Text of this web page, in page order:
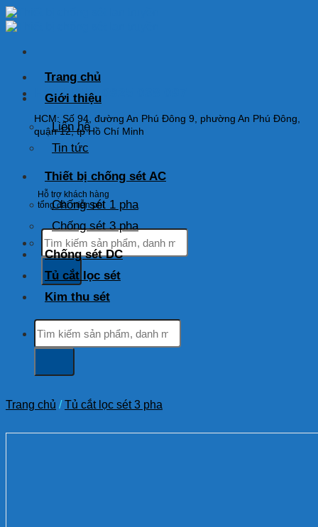
Skip
to
HOTLINE: 0925 038 097
HCM: Số 94, đường An Phú Đông 9, phường An Phú Đông,
quận 12, tp Hồ Chí Minh
Hỗ trợ khách hàng
tổng đài miễn phí
Tìm
kiếm:
Trang chủ
Giới thiệu
Liên hệ
Tin tức
Thiết bị chống sét AC
Chống sét 1 pha
Chống sét 3 pha
Chống sét DC
Tủ cắt lọc sét
Kim thu sét
Tìm
kiếm:
Trang chủ / Tủ cắt lọc sét 3 pha